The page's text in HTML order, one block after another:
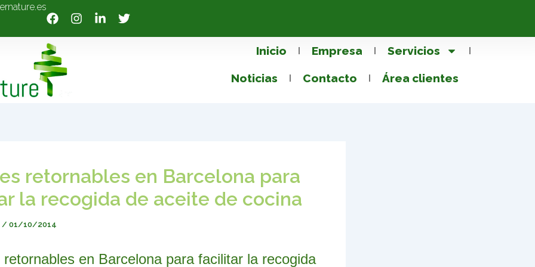
Inicio Empresa Servicios
Noticias Contacto Área clientes
retornables en Barcelona para
la recogida de aceite de cocina
/ 01/10/2014
retornables en Barcelona para facilitar la recogida